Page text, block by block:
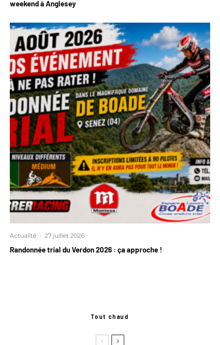
weekend à Anglesey
Actualité · 27 juillet 2026
Randonnée trial du Verdon 2026 : ça approche !
Tout chaud